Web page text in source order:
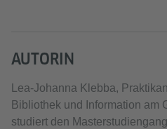
AUTORIN
Lea-Johanna Klebba,
Bibliothek und Information am
studiert den